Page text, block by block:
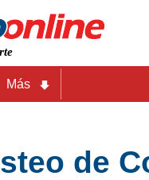
Más
de